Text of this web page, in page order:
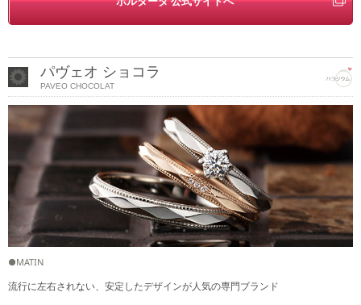
パヴェオ ショコラ
PAVEO CHOCOLAT
●MATIN
流行に左右されない、安定したデザインが人気の専門ブランド